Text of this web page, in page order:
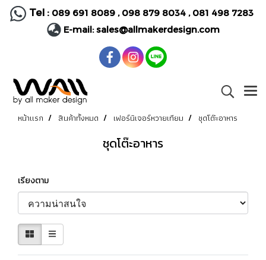
Tel : 089 691 8089, 098 879 8034 , 081 498 7283
E-mail:sales@allmakerdesign.com
หน้าแรก สินค้าทั้งหมด เฟอร์นิเจอร์หวายเทียม ชุดโต๊ะอาหาร
ชุดโต๊ะอาหาร
เรียงตาม